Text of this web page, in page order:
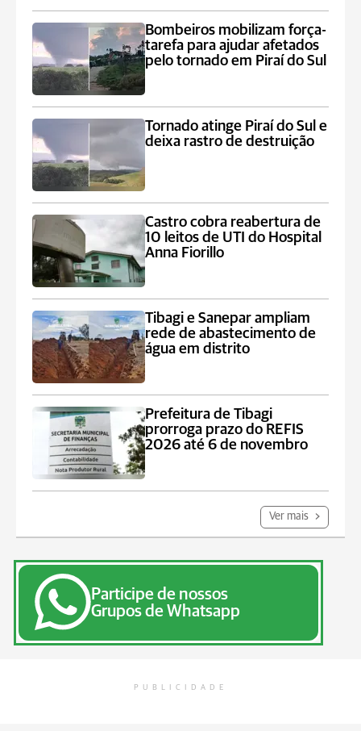
Bombeiros mobilizam força-
tarefa para ajudar afetados
pelo tornado em Piraí do Sul
Tornado atinge Piraí do Sul e
deixa rastro de destruição
Castro cobra reabertura de
10 leitos de UTI do Hospital
Anna Fiorillo
Tibagi e Sanepar ampliam
rede de abastecimento de
água em distrito
Prefeitura de Tibagi
prorroga prazo do REFIS
2026 até 6 de novembro
Ver mais
Participe de nossos
Grupos de Whatsapp
PUBLICIDADE